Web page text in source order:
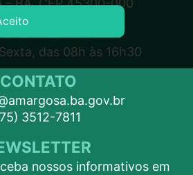
das 08h às 16h30
CONTATO
3512-7811
nossos informativos em